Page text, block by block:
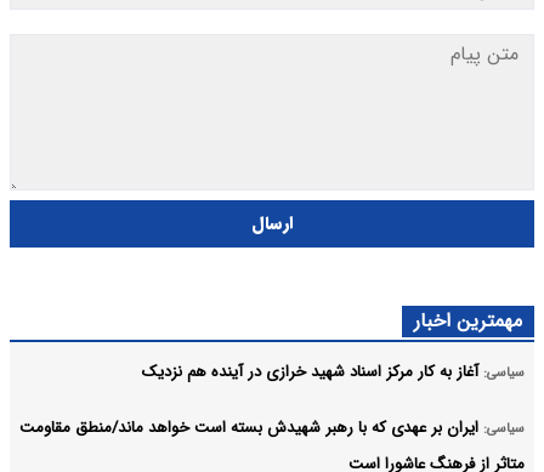
ارسال
مهمترین اخبار
سیاسی: آغاز به کار مرکز اسناد شهید خرازی در آینده هم نزدیک
سیاسی: ایران بر عهدی که با رهبر شهیدش بسته است خواهد ماند/منطق مقاومت
متاثر از فرهنگ عاشورا است